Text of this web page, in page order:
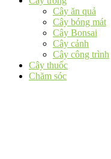
Cây ăn quả
Cây bóng mát
Cây Bonsai
Cây cảnh
Cây công trình
Cây thuốc
Chăm sóc